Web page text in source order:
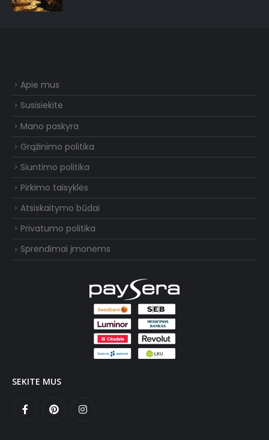
Apie mus
Susisiekite
Mano paskyra
Grąžinimo politika
Siuntimo politika
Pirkimo taisyklės
Atsiskaitymo būdai
Privatumo politika
Sprendimai įmonėms
SEKITE MUS